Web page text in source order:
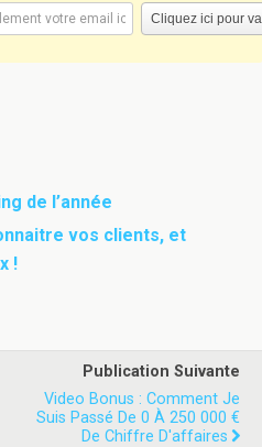
de l’année
vos clients, et
!
Publication Suivante
Video Bonus : Comment Je
Suis Passé De 0 À 250 000 €
De Chiffre D'affaires